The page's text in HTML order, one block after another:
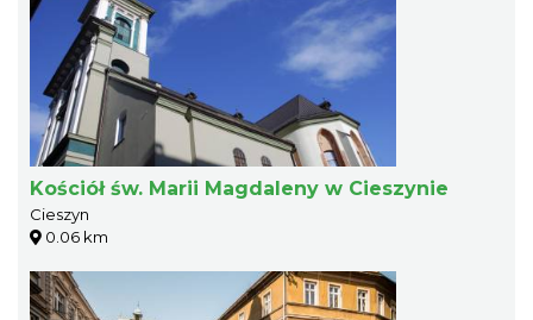
Kościół św. Marii Magdaleny w Cieszynie
Cieszyn
0.06 km